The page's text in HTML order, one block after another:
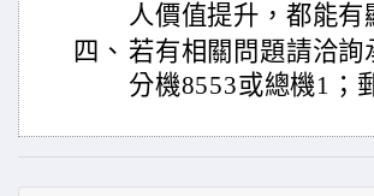
人價值提升，都能有
四、 若有相關問題請洽
分機8553或總機1；